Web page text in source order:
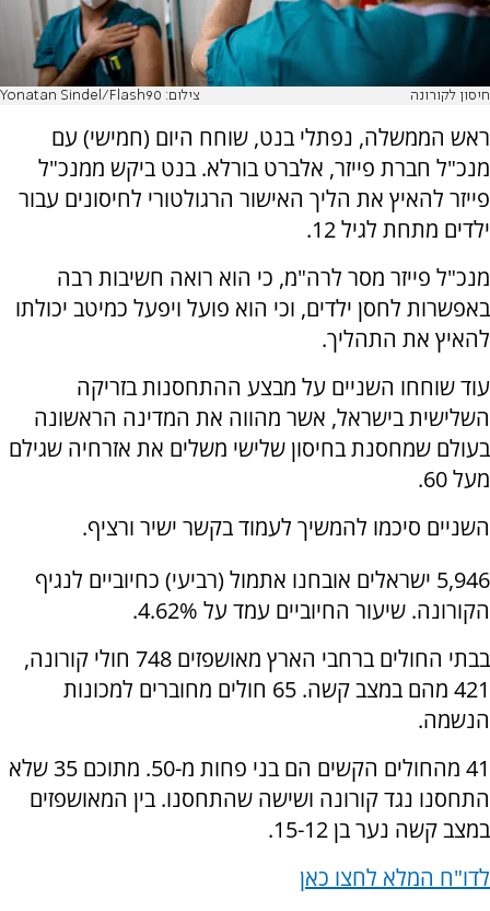
חיסון לקורונה צילום: Yonatan Sindel/Flash90
ראש הממשלה, נפתלי בנט, שוחח היום (חמישי) עם
מנכ"ל חברת פייזר, אלברט בורלא. בנט ביקש ממנכ"ל
פייזר להאיץ את הליך האישור הרגולטורי לחיסונים עבור
ילדים מתחת לגיל 12.
מנכ"ל פייזר מסר לרה"מ, כי הוא רואה חשיבות רבה
באפשרות לחסן ילדים, וכי הוא פועל ויפעל כמיטב יכולתו
להאיץ את התהליך.
עוד שוחחו השניים על מבצע ההתחסנות בזריקה
השלישית בישראל, אשר מהווה את המדינה הראשונה
בעולם שמחסנת בחיסון שלישי משלים את אזרחיה שגילם
מעל 60.
השניים סיכמו להמשיך לעמוד בקשר ישיר ורציף.
5,946 ישראלים אובחנו אתמול (רביעי) כחיוביים לנגיף
הקורונה. שיעור החיוביים עמד על 4.62%.
בבתי החולים ברחבי הארץ מאושפזים 748 חולי קורונה,
421 מהם במצב קשה. 65 חולים מחוברים למכונות
הנשמה.
41 מהחולים הקשים הם בני פחות מ-50. מתוכם 35 שלא
התחסנו נגד קורונה ושישה שהתחסנו. בין המאושפזים
במצב קשה נער בן 15-12.
לדו"ח המלא לחצו כאן